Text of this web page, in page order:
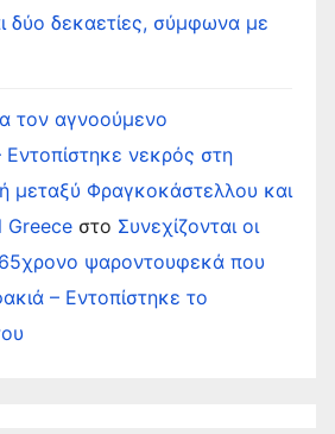
δύο δεκαετίες, σύμφωνα με
τον αγνοούμενο
νεκρός στη
μεταξύ Φραγκοκάστελλου και
Greece στο Συνεχίζονται οι
ψαροντουφεκά που
– Εντοπίστηκε το